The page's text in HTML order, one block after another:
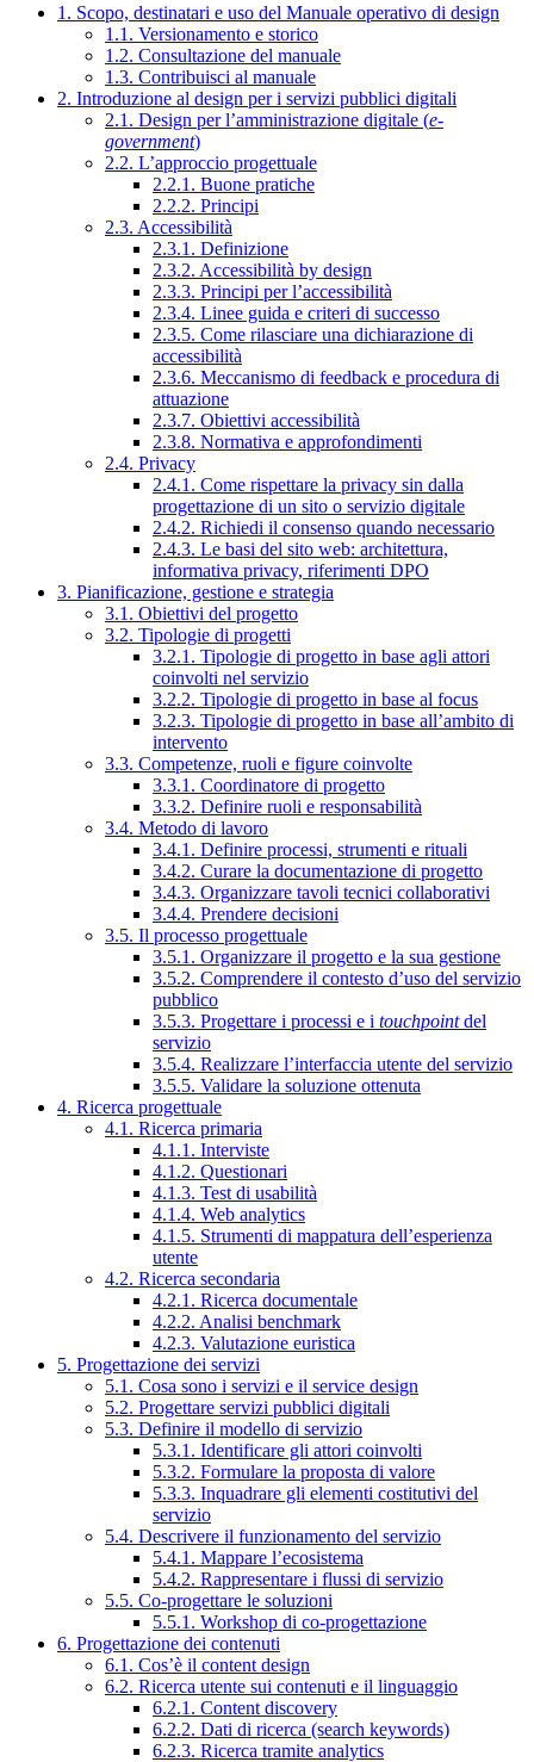
1. Scopo, destinatari e uso del Manuale operativo di design
1.1. Versionamento e storico
1.2. Consultazione del manuale
1.3. Contribuisci al manuale
2. Introduzione al design per i servizi pubblici digitali
2.1. Design per l’amministrazione digitale (e-
government)
2.2. L’approccio progettuale
2.2.1. Buone pratiche
2.2.2. Principi
2.3. Accessibilità
2.3.1. Definizione
2.3.2. Accessibilità by design
2.3.3. Principi per l’accessibilità
2.3.4. Linee guida e criteri di successo
2.3.5. Come rilasciare una dichiarazione di
accessibilità
2.3.6. Meccanismo di feedback e procedura di
attuazione
2.3.7. Obiettivi accessibilità
2.3.8. Normativa e approfondimenti
2.4. Privacy
2.4.1. Come rispettare la privacy sin dalla
progettazione di un sito o servizio digitale
2.4.2. Richiedi il consenso quando necessario
2.4.3. Le basi del sito web: architettura,
informativa privacy, riferimenti DPO
3. Pianificazione, gestione e strategia
3.1. Obiettivi del progetto
3.2. Tipologie di progetti
3.2.1. Tipologie di progetto in base agli attori
coinvolti nel servizio
3.2.2. Tipologie di progetto in base al focus
3.2.3. Tipologie di progetto in base all’ambito di
intervento
3.3. Competenze, ruoli e figure coinvolte
3.3.1. Coordinatore di progetto
3.3.2. Definire ruoli e responsabilità
3.4. Metodo di lavoro
3.4.1. Definire processi, strumenti e rituali
3.4.2. Curare la documentazione di progetto
3.4.3. Organizzare tavoli tecnici collaborativi
3.4.4. Prendere decisioni
3.5. Il processo progettuale
3.5.1. Organizzare il progetto e la sua gestione
3.5.2. Comprendere il contesto d’uso del servizio
pubblico
3.5.3. Progettare i processi e i touchpointdel
servizio
3.5.4. Realizzare l’interfaccia utente del servizio
3.5.5. Validare la soluzione ottenuta
4. Ricerca progettuale
4.1. Ricerca primaria
4.1.1. Interviste
4.1.2. Questionari
4.1.3. Test di usabilità
4.1.4. Web analytics
4.1.5. Strumenti di mappatura dell’esperienza
utente
4.2. Ricerca secondaria
4.2.1. Ricerca documentale
4.2.2. Analisi benchmark
4.2.3. Valutazione euristica
5. Progettazione dei servizi
5.1. Cosa sono i servizi e il service design
5.2. Progettare servizi pubblici digitali
5.3. Definire il modello di servizio
5.3.1. Identificare gli attori coinvolti
5.3.2. Formulare la proposta di valore
5.3.3. Inquadrare gli elementi costitutivi del
servizio
5.4. Descrivere il funzionamento del servizio
5.4.1. Mappare l’ecosistema
5.4.2. Rappresentare i flussi di servizio
5.5. Co-progettare le soluzioni
5.5.1. Workshop di co-progettazione
6. Progettazione dei contenuti
6.1. Cos’è il content design
6.2. Ricerca utente sui contenuti e il linguaggio
6.2.1. Content discovery
6.2.2. Dati di ricerca (search keywords)
6.2.3. Ricerca tramite analytics